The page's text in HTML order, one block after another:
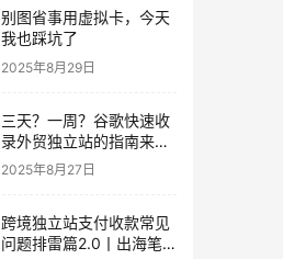
别图省事用虚拟卡，今天
我也踩坑了
2025年8月29日
三天？一周？谷歌快速收
录外贸独立站的指南来
了！丨出海笔记
2025年8月27日
跨境独立站支付收款常见
问题排雷篇2.0丨出海笔